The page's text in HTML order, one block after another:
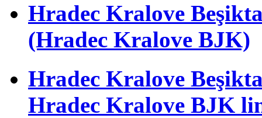
Hradec Kralove
(Hradec Kralove BJK)
Hradec Kralove
Hradec Kralove BJK